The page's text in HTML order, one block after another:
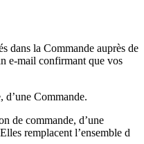
dans la Commande auprès de
e-mail confirmant que vos
d’une Commande.
de commande, d’une
remplacent l’ensemble d